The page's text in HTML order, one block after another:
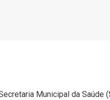
Municipal da Saúde